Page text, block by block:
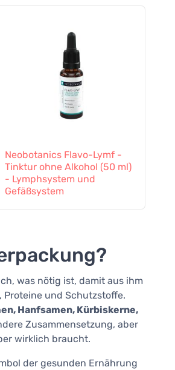
Neobotanics Flavo-Lymf -
Tinktur ohne Alkohol (50 ml)
- Lymphsystem und
Gefäßsystem
was nötig ist, damit aus ihm
Proteine und Schutzstoffe.
Hanfsamen, Kürbiskerne,
Zusammensetzung, aber
wirklich braucht.
der gesunden Ernährung